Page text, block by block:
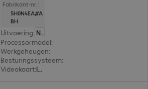
Fabrikant-nr.:
5H0N4EA#A
BH
Uitvoering:
Nederland
Processormodel:
Werkgeheugen:
Besturingssysteem:
Videokaart: Intel UHD Graphics